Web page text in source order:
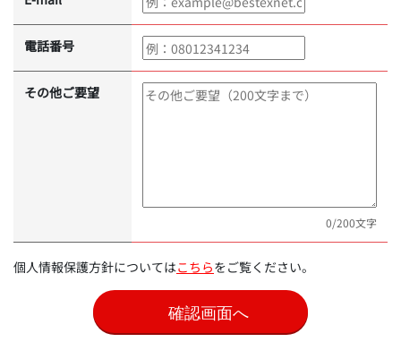
電話番号
その他ご要望
0/200文字
個人情報保護方針についてはこちらをご覧ください。